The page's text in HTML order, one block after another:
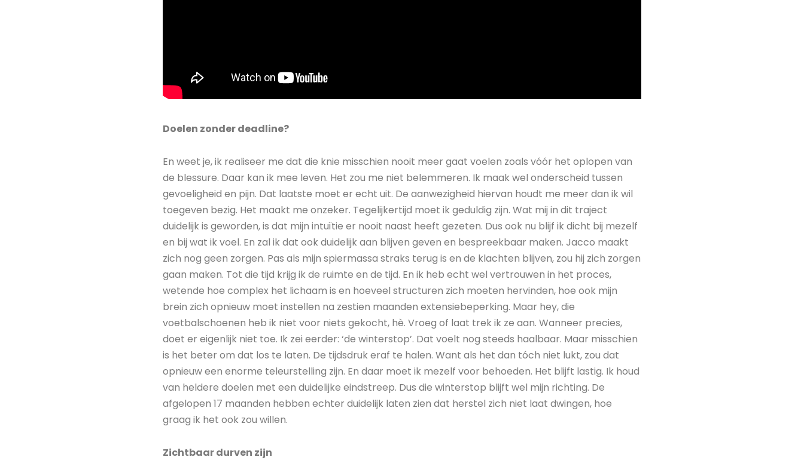
Doelen zonder deadline?
En weet je, ik realiseer me dat die knie misschien nooit meer gaat voelen zoals vóór het oplopen van
de blessure. Daar kan ik mee leven. Het zou me niet belemmeren. Ik maak wel onderscheid tussen
gevoeligheid en pijn. Dat laatste moet er echt uit. De aanwezigheid hiervan houdt me meer dan ik wil
toegeven bezig. Het maakt me onzeker. Tegelijkertijd moet ik geduldig zijn. Wat mij in dit traject
duidelijk is geworden, is dat mijn intuïtie er nooit naast heeft gezeten. Dus ook nu blijf ik dicht bij mezelf
en bij wat ik voel. En zal ik dat ook duidelijk aan blijven geven en bespreekbaar maken. Jacco maakt
zich nog geen zorgen. Pas als mijn spiermassa straks terug is en de klachten blijven, zou hij zich zorgen
gaan maken. Tot die tijd krijg ik de ruimte en de tijd. En ik heb echt wel vertrouwen in het proces,
wetende hoe complex het lichaam is en hoeveel structuren zich moeten hervinden, hoe ook mijn
brein zich opnieuw moet instellen na zestien maanden extensiebeperking. Maar hey, die
voetbalschoenen heb ik niet voor niets gekocht, hè. Vroeg of laat trek ik ze aan. Wanneer precies,
doet er eigenlijk niet toe. Ik zei eerder: ‘de winterstop’. Dat voelt nog steeds haalbaar. Maar misschien
is het beter om dat los te laten. De tijdsdruk eraf te halen. Want als het dan tóch niet lukt, zou dat
opnieuw een enorme teleurstelling zijn. En daar moet ik mezelf voor behoeden. Het blijft lastig. Ik houd
van heldere doelen met een duidelijke eindstreep. Dus die winterstop blijft wel mijn richting. De
afgelopen 17 maanden hebben echter duidelijk laten zien dat herstel zich niet laat dwingen, hoe
graag ik het ook zou willen.
Zichtbaar durven zijn